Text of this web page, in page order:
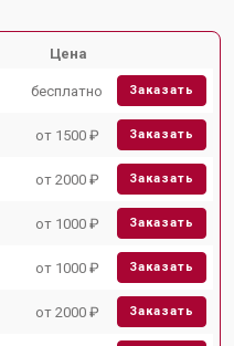
Цена
бесплатно Заказать
от 1500 ₽ Заказать
от 2000 ₽ Заказать
от 1000 ₽ Заказать
от 1000 ₽ Заказать
от 2000 ₽ Заказать